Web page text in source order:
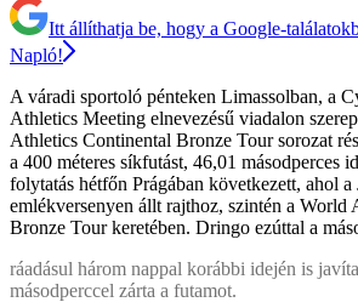
Itt állíthatja be, hogy a Google-
Napló!
A váradi sportoló pénteken Limassolban, a
Athletics Meeting elnevezésű viadalon
Athletics Continental Bronze Tour sorozat
a 400 méteres síkfutást, 46,01 másodperces
folytatás hétfőn Prágában következett, ahol
emlékversenyen állt rajthoz, szintén a World
Bronze Tour keretében. Dringo ezúttal a
ráadásul három nappal korábbi idején is
másodperccel zárta a futamot.